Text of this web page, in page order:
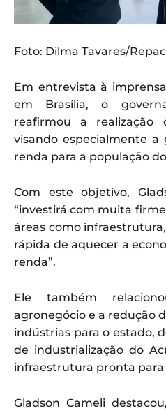
Foto: Dilma Tavares/Repac
Em entrevista à
em Brasília, o
reafirmou a realização
visando especialmente a
renda para a população
Com este objetivo,
“investirá com muita
áreas como
rápida de aquecer a
renda”.
Ele também
agronegócio e a redução
indústrias para o estado,
de industrialização do
infraestrutura pronta para
Gladson Cameli